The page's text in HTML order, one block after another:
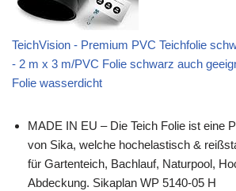
TeichVision - Premium PVC Teichfolie
- 2 m x 3 m/PVC Folie schwarz auch
Folie wasserdicht
MADE IN EU – Die Teich Folie ist eine
von Sika, welche hochelastisch &
für Gartenteich, Bachlauf, Naturpool,
Abdeckung. Sikaplan WP 5140-05 H